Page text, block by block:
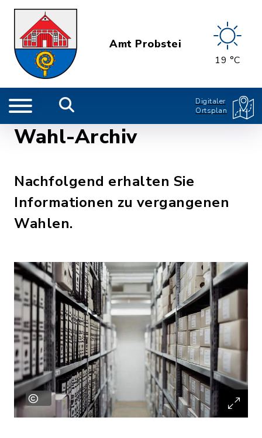
Amt Probstei
19 °C
Digitaler
Ortsplan
Wahl-Archiv
Nachfolgend erhalten Sie
Informationen zu vergangenen
Wahlen.